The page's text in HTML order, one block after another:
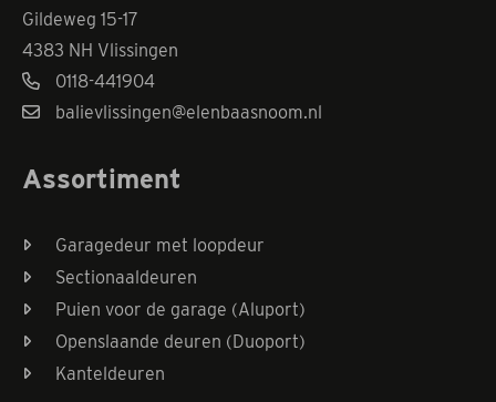
Gildeweg 15-17
4383 NH Vlissingen
0118-441904
balievlissingen@elenbaasnoom.nl
Assortiment
Garagedeur met loopdeur
Sectionaaldeuren
Puien voor de garage (Aluport)
Openslaande deuren (Duoport)
Kanteldeuren